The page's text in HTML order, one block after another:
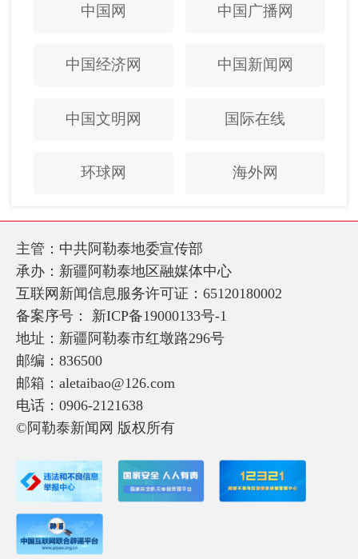
中国网 中国广播网
中国经济网 中国新闻网
中国文明网 国际在线
环球网 海外网
主管：中共阿勒泰地委宣传部
承办：新疆阿勒泰地区融媒体中心
互联网新闻信息服务许可证：65120180002
备案序号： 新ICP备19000133号-1
地址：新疆阿勒泰市红墩路296号
邮编：836500
邮箱：aletaibao@126.com
电话：0906-2121638
©阿勒泰新闻网 版权所有